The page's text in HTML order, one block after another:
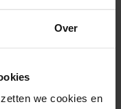
Over
we cookies en